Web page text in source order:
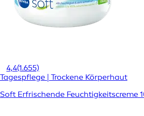
4,4(1.655)
Tagespflege | Trockene Körperhaut
Soft Erfrischende Feuchtigkeitscreme